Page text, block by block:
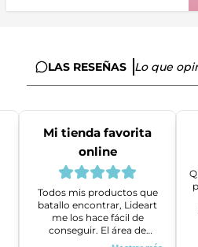
LAS RESEÑAS Lo que
Mi tienda favorita
online
Todos mis productos que
batallo encontrar, Lideart
me los hace fácil de
conseguir. El área de
ventas es super amable y